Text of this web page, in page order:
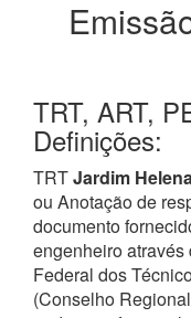
TRT, ART,
Definições:
TRTJardim
ou Anotação de
documento
engenheiro
Federal dos
(Conselho